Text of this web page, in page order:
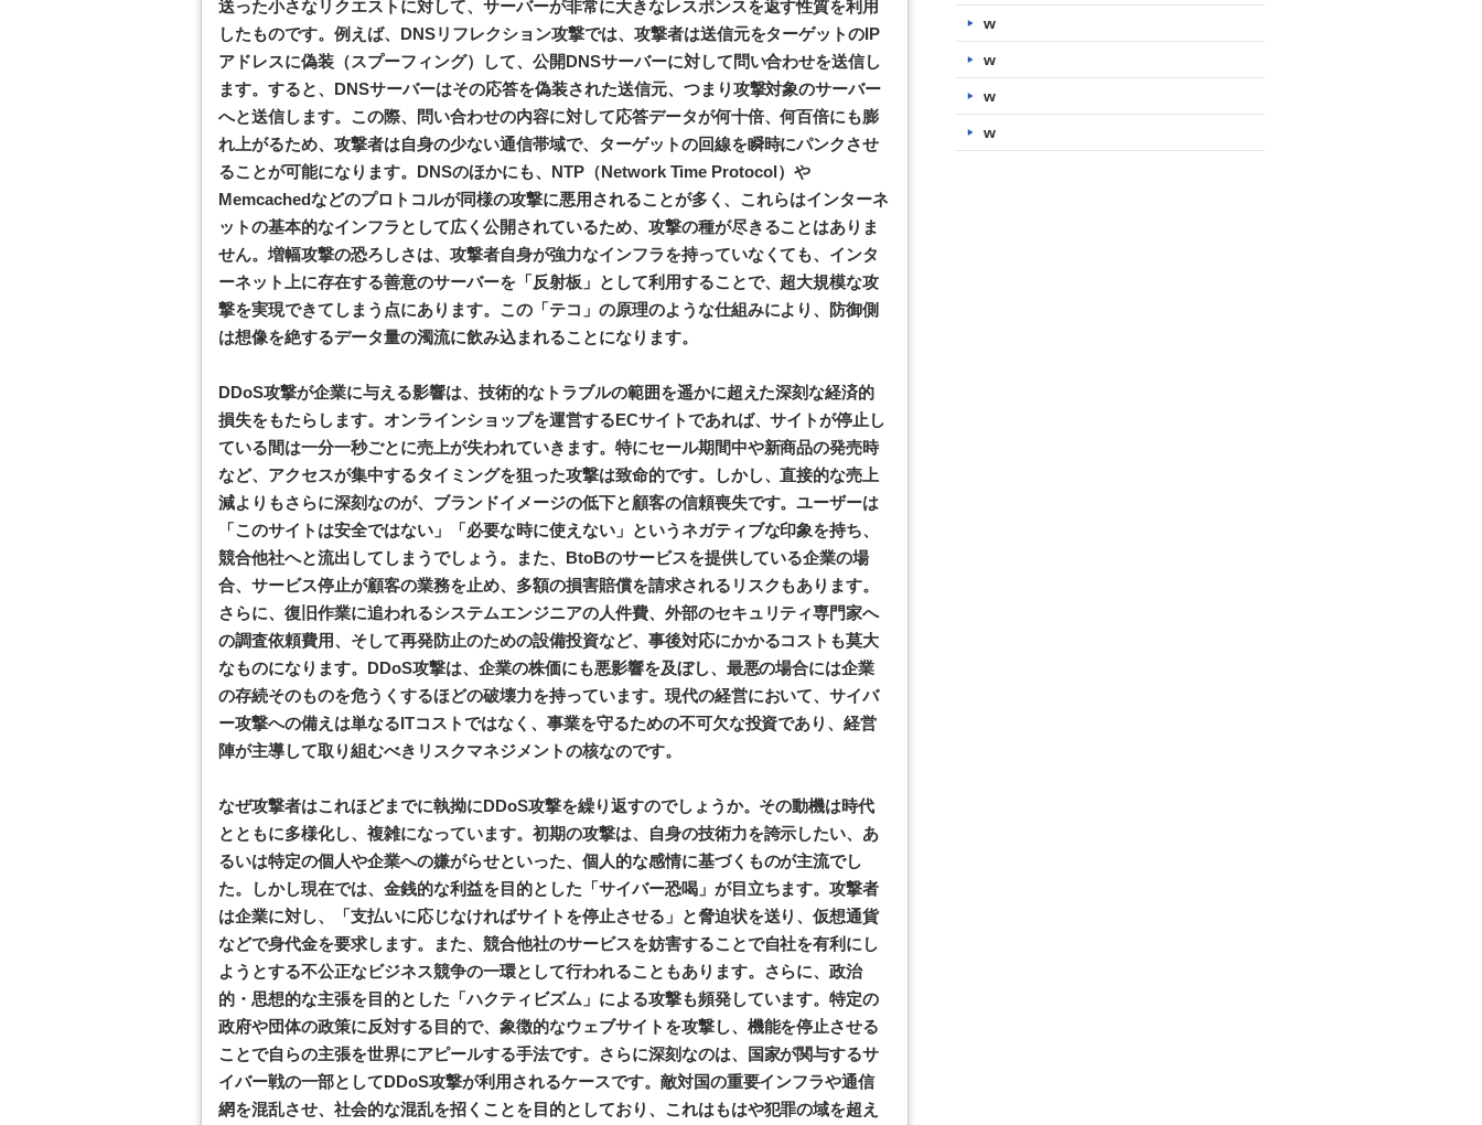
送った小さなリクエストに対して、サーバーが非常に大きなレスポンスを返す性質を利用
したものです。例えば、DNSリフレクション攻撃では、攻撃者は送信元をターゲットのIP
アドレスに偽装（スプーフィング）して、公開DNSサーバーに対して問い合わせを送信し
ます。すると、DNSサーバーはその応答を偽装された送信元、つまり攻撃対象のサーバー
へと送信します。この際、問い合わせの内容に対して応答データが何十倍、何百倍にも膨
れ上がるため、攻撃者は自身の少ない通信帯域で、ターゲットの回線を瞬時にパンクさせ
ることが可能になります。DNSのほかにも、NTP（Network Time Protocol）や
Memcachedなどのプロトコルが同様の攻撃に悪用されることが多く、これらはインターネ
ットの基本的なインフラとして広く公開されているため、攻撃の種が尽きることはありま
せん。増幅攻撃の恐ろしさは、攻撃者自身が強力なインフラを持っていなくても、インタ
ーネット上に存在する善意のサーバーを「反射板」として利用することで、超大規模な攻
撃を実現できてしまう点にあります。この「テコ」の原理のような仕組みにより、防御側
は想像を絶するデータ量の濁流に飲み込まれることになります。
DDoS攻撃が企業に与える影響は、技術的なトラブルの範囲を遥かに超えた深刻な経済的
損失をもたらします。オンラインショップを運営するECサイトであれば、サイトが停止し
ている間は一分一秒ごとに売上が失われていきます。特にセール期間中や新商品の発売時
など、アクセスが集中するタイミングを狙った攻撃は致命的です。しかし、直接的な売上
減よりもさらに深刻なのが、ブランドイメージの低下と顧客の信頼喪失です。ユーザーは
「このサイトは安全ではない」「必要な時に使えない」というネガティブな印象を持ち、
競合他社へと流出してしまうでしょう。また、BtoBのサービスを提供している企業の場
合、サービス停止が顧客の業務を止め、多額の損害賠償を請求されるリスクもあります。
さらに、復旧作業に追われるシステムエンジニアの人件費、外部のセキュリティ専門家へ
の調査依頼費用、そして再発防止のための設備投資など、事後対応にかかるコストも莫大
なものになります。DDoS攻撃は、企業の株価にも悪影響を及ぼし、最悪の場合には企業
の存続そのものを危うくするほどの破壊力を持っています。現代の経営において、サイバ
ー攻撃への備えは単なるITコストではなく、事業を守るための不可欠な投資であり、経営
陣が主導して取り組むべきリスクマネジメントの核なのです。
なぜ攻撃者はこれほどまでに執拗にDDoS攻撃を繰り返すのでしょうか。その動機は時代
とともに多様化し、複雑になっています。初期の攻撃は、自身の技術力を誇示したい、あ
るいは特定の個人や企業への嫌がらせといった、個人的な感情に基づくものが主流でし
た。しかし現在では、金銭的な利益を目的とした「サイバー恐喝」が目立ちます。攻撃者
は企業に対し、「支払いに応じなければサイトを停止させる」と脅迫状を送り、仮想通貨
などで身代金を要求します。また、競合他社のサービスを妨害することで自社を有利にし
ようとする不公正なビジネス競争の一環として行われることもあります。さらに、政治
的・思想的な主張を目的とした「ハクティビズム」による攻撃も頻発しています。特定の
政府や団体の政策に反対する目的で、象徴的なウェブサイトを攻撃し、機能を停止させる
ことで自らの主張を世界にアピールする手法です。さらに深刻なのは、国家が関与するサ
イバー戦の一部としてDDoS攻撃が利用されるケースです。敵対国の重要インフラや通信
網を混乱させ、社会的な混乱を招くことを目的としており、これはもはや犯罪の域を超え
w
w
w
w